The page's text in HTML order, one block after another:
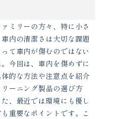
ミリーの方々、特に小さ
内の清潔さは大切な課題
て車内が傷むのではない
今回は、車内を傷めずに
的な方法や注意点を紹介
ーニング製品の選び方
、最近では環境にも優し
重要なポイントです。こ